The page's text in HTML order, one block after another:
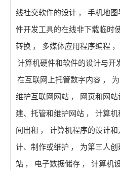
线社交软件的设计 ， 手机地图
件开发工具的在线非下载临时
转换 ， 多媒体应用程序编程 ，
计算机硬件和软件的设计与开
在互联网上托管数字内容 ，
维护互联网网站 ， 网页和网站
建、托管和维护网站 ， 计算机
间出租 ， 计算机程序的设计和
计、制作或维护 ，
为第三人
站 ， 电子数据储存 ， 计算机